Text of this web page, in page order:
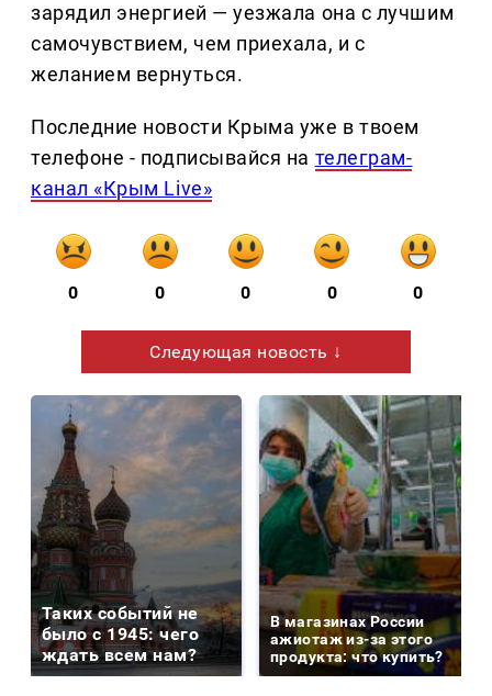
зарядил энергией — уезжала она с лучшим
самочувствием, чем приехала, и с
желанием вернуться.
Последние новости Крыма уже в твоем
телефоне - подписывайся на телеграм-
канал «Крым Live»
0 0 0 0 0
Следующая новость ↓
Таких событий не
было с 1945: чего
ждать всем нам?
В магазинах России
ажиотаж из-за этого
продукта: что купить?